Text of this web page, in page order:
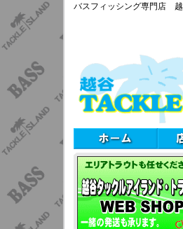
バスフィッシング専門店